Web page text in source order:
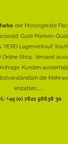
der Motorgeräte
Gute Marken-
YERD Lagerverkauf:
Online Shop. Versand
Kunden
die
erstatten......
+49 (0) 7821 58838 30